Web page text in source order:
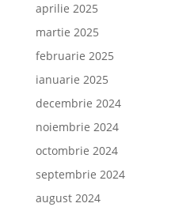
aprilie 2025
martie 2025
februarie 2025
ianuarie 2025
decembrie 2024
noiembrie 2024
octombrie 2024
septembrie 2024
august 2024